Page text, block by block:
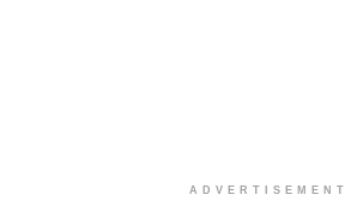
ADVERTISEMENT